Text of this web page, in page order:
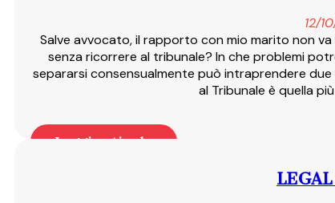
12/
Salve avvocato, il rapporto con mio marito non
senza ricorrere al tribunale? In che problemi
separarsi consensualmente può intraprendere
al Tribunale è quella
Leggi articolo